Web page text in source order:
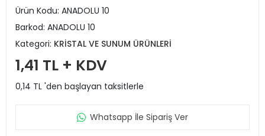
Ürün Kodu: ANADOLU 10
Barkod: ANADOLU 10
Kategori: KRİSTAL VE SUNUM ÜRÜNLERİ
1,41 TL + KDV
0,14 TL 'den başlayan taksitlerle
Whatsapp İle Sipariş Ver